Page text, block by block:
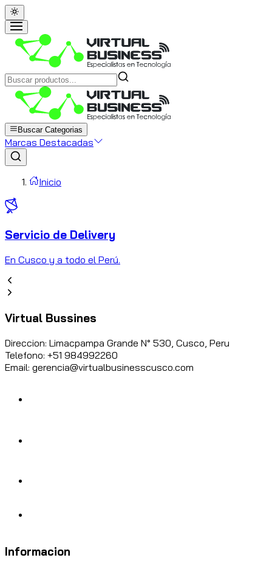
Buscar Categorias
Marcas Destacadas
Inicio
Servicio de Delivery
En Cusco y a todo el Perú.
Virtual Bussines
Direccion: Limacpampa Grande N° 530, Cusco, Peru
Telefono: +51 984992260
Email: gerencia@virtualbusinesscusco.com
Informacion